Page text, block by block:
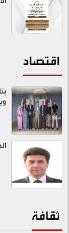
اقتصاد
ثقافة